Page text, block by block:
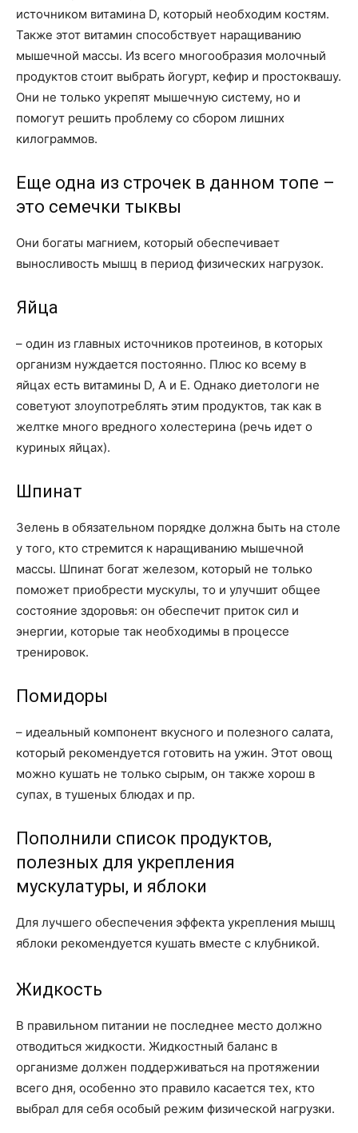
источником витамина D, который необходим костям.
Также этот витамин способствует наращиванию
мышечной массы. Из всего многообразия молочный
продуктов стоит выбрать йогурт, кефир и простоквашу.
Они не только укрепят мышечную систему, но и
помогут решить проблему со сбором лишних
килограммов.
Еще одна из строчек в данном топе –
это семечки тыквы
Они богаты магнием, который обеспечивает
выносливость мышц в период физических нагрузок.
Яйца
– один из главных источников протеинов, в которых
организм нуждается постоянно. Плюс ко всему в
яйцах есть витамины D, А и Е. Однако диетологи не
советуют злоупотреблять этим продуктов, так как в
желтке много вредного холестерина (речь идет о
куриных яйцах).
Шпинат
Зелень в обязательном порядке должна быть на столе
у того, кто стремится к наращиванию мышечной
массы. Шпинат богат железом, который не только
поможет приобрести мускулы, то и улучшит общее
состояние здоровья: он обеспечит приток сил и
энергии, которые так необходимы в процессе
тренировок.
Помидоры
– идеальный компонент вкусного и полезного салата,
который рекомендуется готовить на ужин. Этот овощ
можно кушать не только сырым, он также хорош в
супах, в тушеных блюдах и пр.
Пополнили список продуктов,
полезных для укрепления
мускулатуры, и яблоки
Для лучшего обеспечения эффекта укрепления мышц
яблоки рекомендуется кушать вместе с клубникой.
Жидкость
В правильном питании не последнее место должно
отводиться жидкости. Жидкостный баланс в
организме должен поддерживаться на протяжении
всего дня, особенно это правило касается тех, кто
выбрал для себя особый режим физической нагрузки.